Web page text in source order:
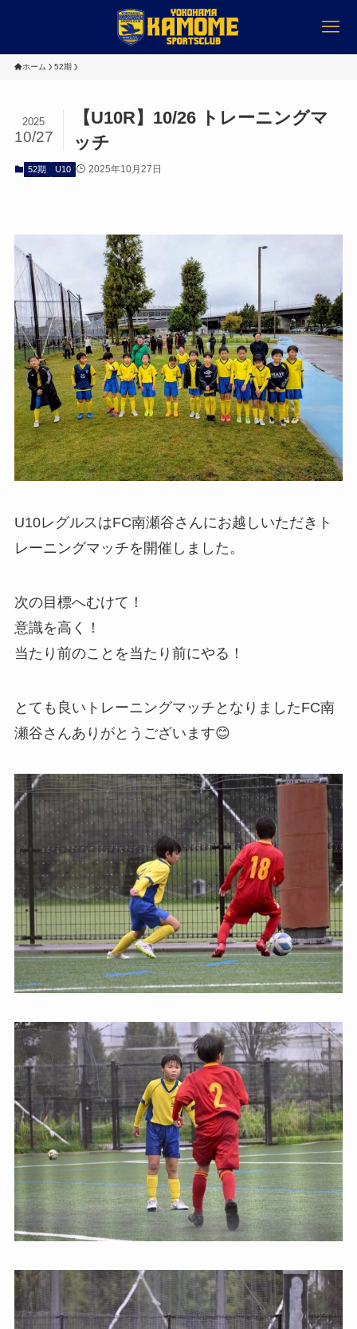
ホーム 52期
【U10R】10/26 トレーニングマ
ッチ
2025
10/27
52期 U10 2025年10月27日
U10レグルスはFC南瀬谷さんにお越しいただきト
レーニングマッチを開催しました。
次の目標へむけて！
意識を高く！
当たり前のことを当たり前にやる！
とても良いトレーニングマッチとなりましたFC南
瀬谷さんありがとうございます😊